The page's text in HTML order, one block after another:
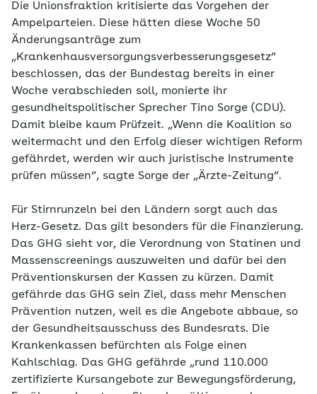
Die Unionsfraktion kritisierte das Vorgehen der
Ampelparteien. Diese hätten diese Woche 50
Änderungsanträge zum
„Krankenhausversorgungsverbesserungsgesetz“
beschlossen, das der Bundestag bereits in einer
Woche verabschieden soll, monierte ihr
gesundheitspolitischer Sprecher Tino Sorge (CDU).
Damit bleibe kaum Prüfzeit. „Wenn die Koalition so
weitermacht und den Erfolg dieser wichtigen Reform
gefährdet, werden wir auch juristische Instrumente
prüfen müssen“, sagte Sorge der „Ärzte-Zeitung“.
Für Stirnrunzeln bei den Ländern sorgt auch das
Herz-Gesetz. Das gilt besonders für die Finanzierung.
Das GHG sieht vor, die Verordnung von Statinen und
Massenscreenings auszuweiten und dafür bei den
Präventionskursen der Kassen zu kürzen. Damit
gefährde das GHG sein Ziel, dass mehr Menschen
Prävention nutzen, weil es die Angebote abbaue, so
der Gesundheitsausschuss des Bundesrats. Die
Krankenkassen befürchten als Folge einen
Kahlschlag. Das GHG gefährde „rund 110.000
zertifizierte Kursangebote zur Bewegungsförderung,